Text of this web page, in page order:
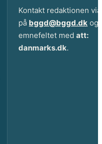
Kontakt redaktionen
på bggd@bggd.dk og
emnefeltet med att:
danmarks.dk.